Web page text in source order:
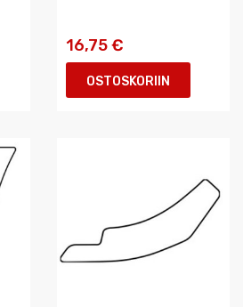
16,75 €
OSTOSKORIIN